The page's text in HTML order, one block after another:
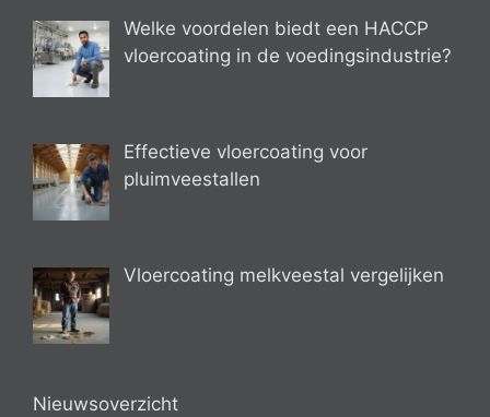
Welke voordelen biedt een HACCP
vloercoating in de voedingsindustrie?
Effectieve vloercoating voor
pluimveestallen
Vloercoating melkveestal vergelijken
Nieuwsoverzicht